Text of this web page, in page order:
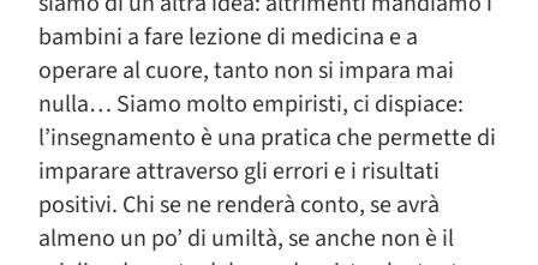
bambini a fare lezione di medicina e a
operare al cuore, tanto non si impara mai
nulla… Siamo molto empiristi, ci dispiace:
l’insegnamento è una pratica che permette di
imparare attraverso gli errori e i risultati
positivi. Chi se ne renderà conto, se avrà
almeno un po’ di umiltà, se anche non è il